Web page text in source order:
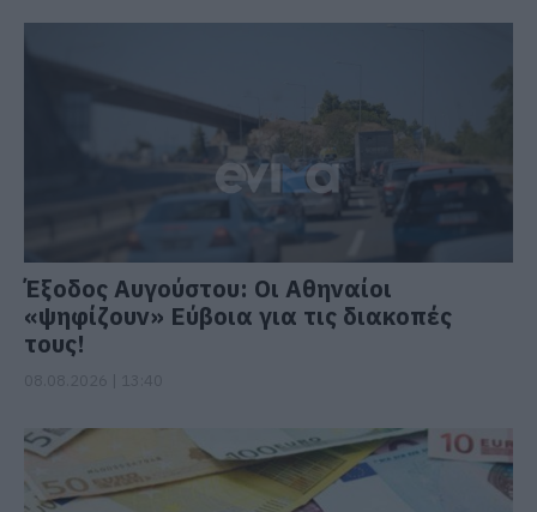
Έξοδος Αυγούστου: Οι Αθηναίοι
«ψηφίζουν» Εύβοια για τις διακοπές
τους!